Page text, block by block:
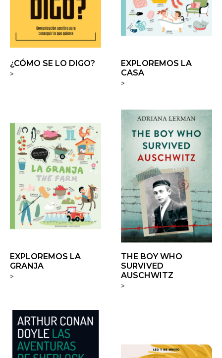
¿CÓMO SE LO DIGO?
>
EXPLOREMOS LA
CASA
>
EXPLOREMOS LA
GRANJA
>
THE BOY WHO
SURVIVED
AUSCHWITZ
>